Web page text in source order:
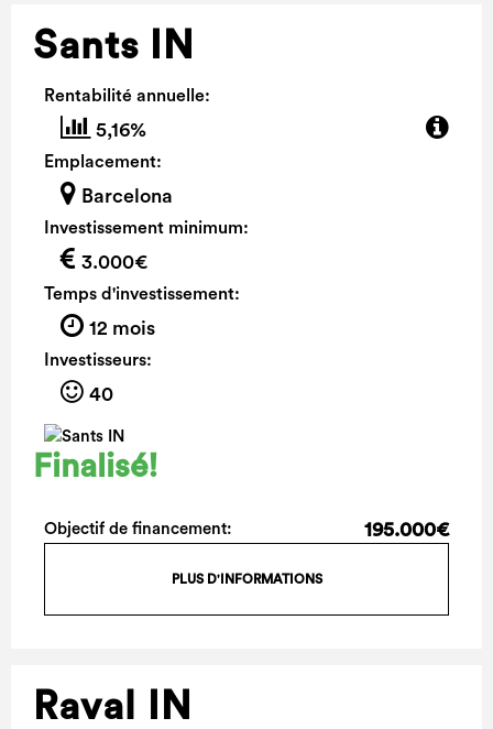
Sants IN
Rentabilité annuelle:
5,16%
Emplacement:
Barcelona
Investissement minimum:
3.000€
Temps d'investissement:
12 mois
Investisseurs:
40
Finalisé!
Objectif de financement: 195.000€
PLUS D'INFORMATIONS
Raval IN